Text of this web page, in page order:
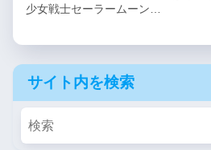
少女戦士セーラームーン…
サイト内を検索